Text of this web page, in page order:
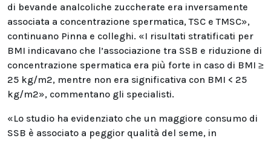
di bevande analcoliche zuccherate era inversamente
associata a concentrazione spermatica, TSC e TMSC»,
continuano Pinna e colleghi. «I risultati stratificati per
BMI indicavano che l’associazione tra SSB e riduzione di
concentrazione spermatica era più forte in caso di BMI ≥
25 kg/m2, mentre non era significativa con BMI < 25
kg/m2», commentano gli specialisti.
«Lo studio ha evidenziato che un maggiore consumo di
SSB è associato a peggior qualità del seme, in